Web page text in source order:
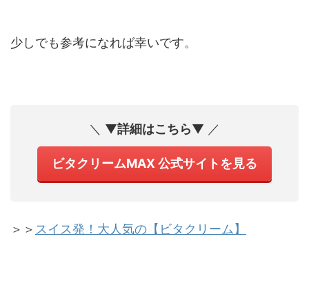
少しでも参考になれば幸いです。
＼ ▼詳細はこちら▼ ／
ビタクリームMAX 公式サイトを見る
＞＞ スイス発！大人気の【ビタクリーム】